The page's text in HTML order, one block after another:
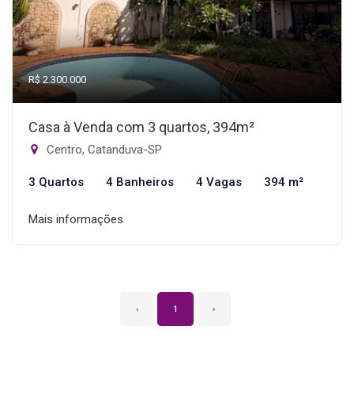
R$ 2.300.000
Casa à Venda com 3 quartos, 394m²
Centro, Catanduva-SP
3 Quartos 4 Banheiros 4 Vagas 394 m²
Mais informações
‹ 1 ›